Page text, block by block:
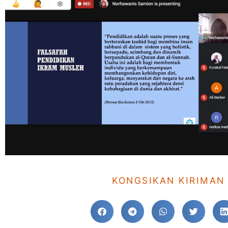
KONGSIKAN